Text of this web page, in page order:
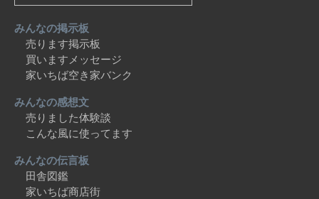
みんなの掲示板
売ります掲示板
買いますメッセージ
家いちば空き家バンク
みんなの感想文
売りました体験談
こんな風に使ってます
みんなの伝言板
田舎図鑑
家いちば商店街